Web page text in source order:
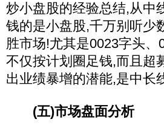
炒小盘股的经验总结,从中
钱的是小盘股,千万别听少
胜市场!尤其是0023字头
不仅按计划圈足钱,而且超
出业绩暴增的潜能,是中长
(五)市场盘面分析